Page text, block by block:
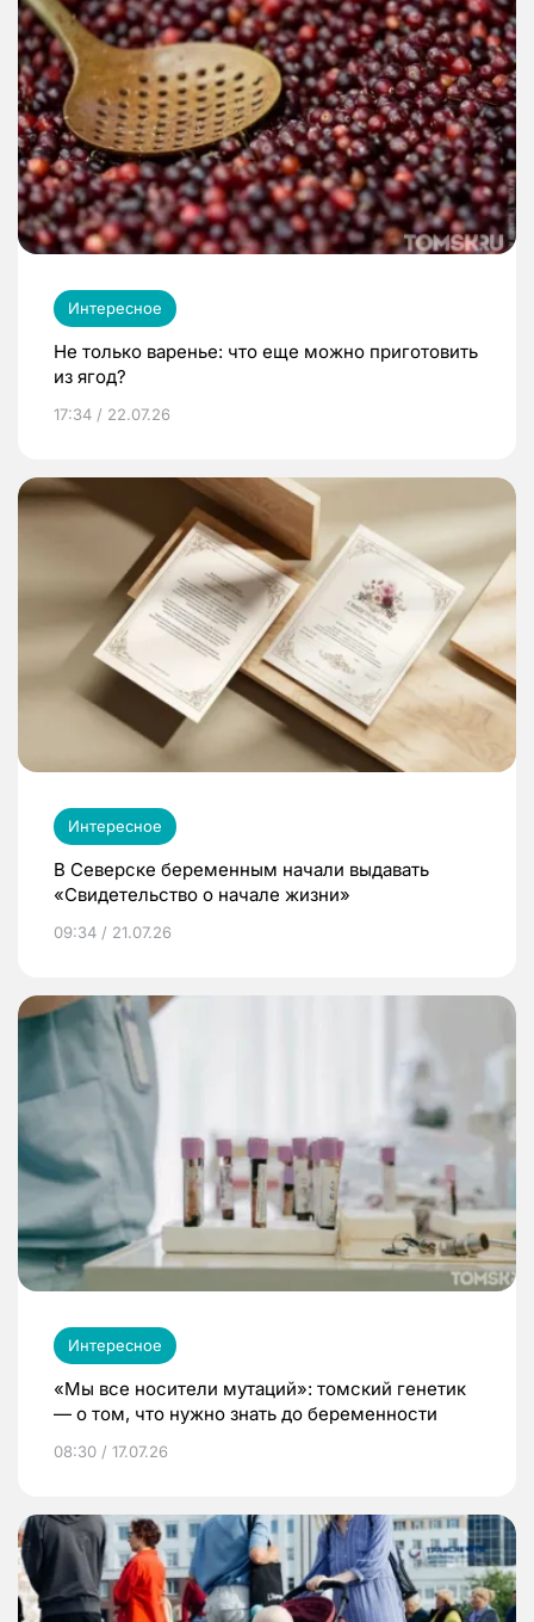
Интересное
Не только варенье: что еще можно приготовить
из ягод?
17:34 / 22.07.26
Интересное
В Северске беременным начали выдавать
«Свидетельство о начале жизни»
09:34 / 21.07.26
Интересное
«Мы все носители мутаций»: томский генетик
— о том, что нужно знать до беременности
08:30 / 17.07.26